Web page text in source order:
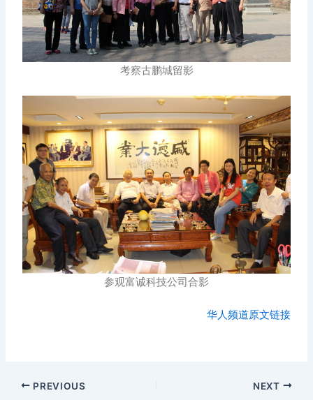
考察古鹏城留影
参观富诚科技公司合影
华人频道原文链接
PREVIOUS NEXT